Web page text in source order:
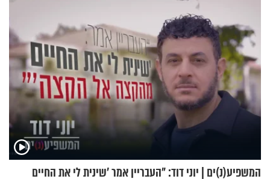
המשפיע(נ)ים | יוני דוד: "העבריין אמר 'שינית לי את החיים